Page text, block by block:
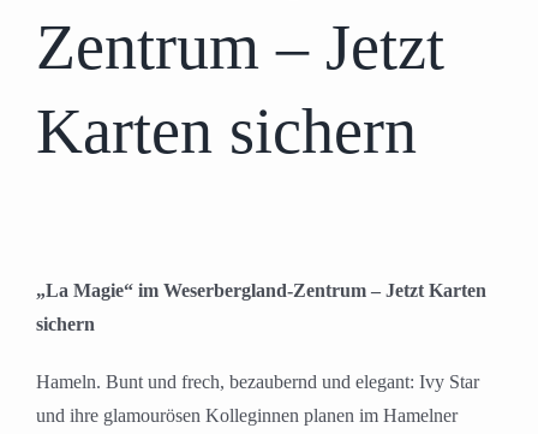
Zentrum – Jetzt
Karten sichern
„La Magie“ im Weserbergland-Zentrum – Jetzt Karten
sichern
Hameln. Bunt und frech, bezaubernd und elegant: Ivy Star
und ihre glamourösen Kolleginnen planen im Hamelner